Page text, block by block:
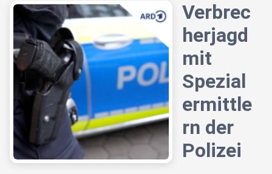
Verbrec
herjagd
mit
Spezial
ermittle
rn der
Polizei